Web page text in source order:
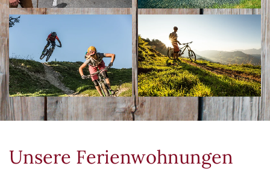
Unsere Ferienwohnungen